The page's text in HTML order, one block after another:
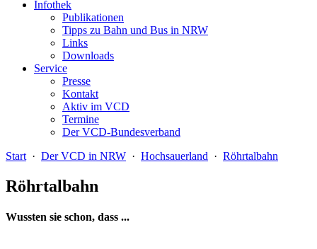
Infothek
Publikationen
Tipps zu Bahn und Bus in NRW
Links
Downloads
Service
Presse
Kontakt
Aktiv im VCD
Termine
Der VCD-Bundesverband
Start · Der VCD in NRW · Hochsauerland · Röhrtalbahn
Röhrtalbahn
Wussten sie schon, dass ...